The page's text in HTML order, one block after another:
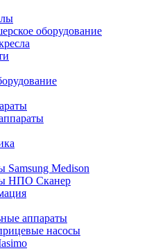
оборудование
Samsung Medison
НПО Сканер
аппараты
насосы